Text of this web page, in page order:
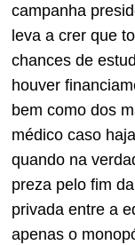
campanha
leva a crer que
chances de
houver
bem como dos
médico caso
quando na
preza pelo fim
privada entre a
apenas o